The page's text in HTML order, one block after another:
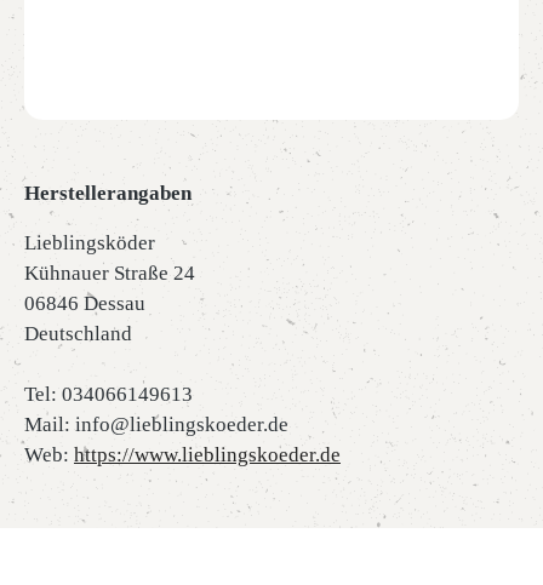
Herstellerangaben
Lieblingsköder
Kühnauer Straße 24
06846 Dessau
Deutschland
Tel: 034066149613
Mail: info@lieblingskoeder.de
Web: https://www.lieblingskoeder.de